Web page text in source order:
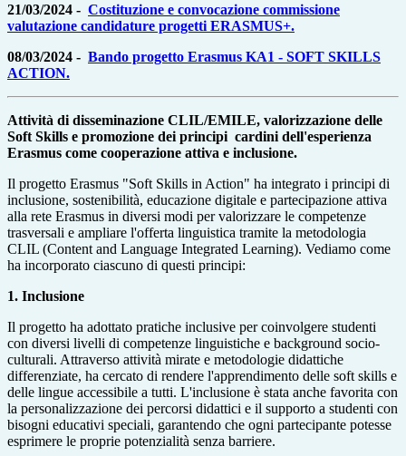
21/03/2024 - Costituzione e convocazione commissione
valutazione candidature progetti ERASMUS+.
08/03/2024 - Bando progetto Erasmus KA1 - SOFT SKILLS
ACTION.
Attività di disseminazione CLIL/EMILE, valorizzazione delle
Soft Skills e promozione dei principi cardini dell'esperienza
Erasmus come cooperazione attiva e inclusione.
Il progetto Erasmus "Soft Skills in Action" ha integrato i principi di
inclusione, sostenibilità, educazione digitale e partecipazione attiva
alla rete Erasmus in diversi modi per valorizzare le competenze
trasversali e ampliare l'offerta linguistica tramite la metodologia
CLIL (Content and Language Integrated Learning). Vediamo come
ha incorporato ciascuno di questi principi:
1. Inclusione
Il progetto ha adottato pratiche inclusive per coinvolgere studenti
con diversi livelli di competenze linguistiche e background socio-
culturali. Attraverso attività mirate e metodologie didattiche
differenziate, ha cercato di rendere l'apprendimento delle soft skills e
delle lingue accessibile a tutti. L'inclusione è stata anche favorita con
la personalizzazione dei percorsi didattici e il supporto a studenti con
bisogni educativi speciali, garantendo che ogni partecipante potesse
esprimere le proprie potenzialità senza barriere.